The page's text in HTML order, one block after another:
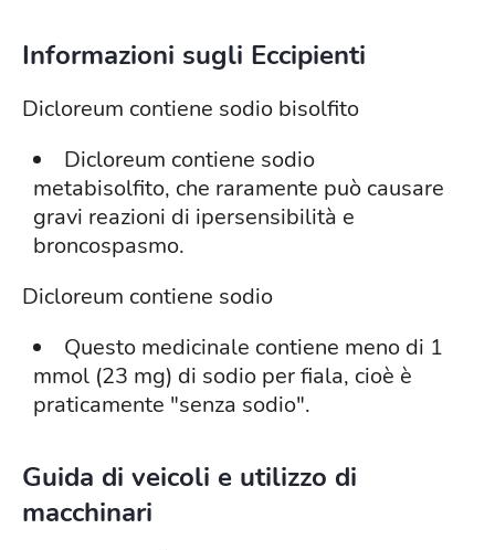
Informazioni sugli Eccipienti
Dicloreum contiene sodio bisolfito
Dicloreum contiene sodio
metabisolfito, che raramente può causare
gravi reazioni di ipersensibilità e
broncospasmo.
Dicloreum contiene sodio
Questo medicinale contiene meno di 1
mmol (23 mg) di sodio per fiala, cioè è
praticamente "senza sodio".
Guida di veicoli e utilizzo di
macchinari